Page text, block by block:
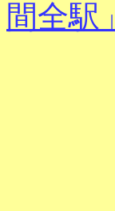
間全駅」